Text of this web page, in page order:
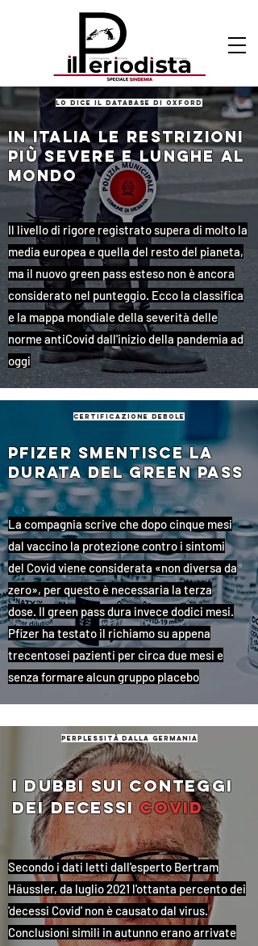
lo dice il database di oxford
IN ITALIA LE RESTRIZIONI
PIù SEVERE E LUNGHE AL
MONDO
Il livello di rigore registrato supera di molto la
media europea e quella del resto del pianeta,
ma il nuovo green pass esteso non è ancora
considerato nel punteggio. Ecco la classifica
e la mappa mondiale della severità delle
norme antiCovid dall'inizio della pandemia ad
oggi
certificazione debole
Pfizer smentisce la
durata del green pass
La compagnia scrive che dopo cinque mesi
dal vaccino la protezione contro i sintomi
del Covid viene considerata «non diversa da
zero», per questo è necessaria la terza
dose. Il green pass dura invece dodici mesi.
Pfizer ha testato il richiamo su appena
trecentosei pazienti per circa due mesi e
senza formare alcun gruppo placebo
perplessità dalla germania
i dubbi sui conteggi
dei decessicovid
Secondo i dati letti dall'esperto Bertram
Häussler, da luglio 2021 l'ottanta percento dei
'decessi Covid' non è causato dal virus.
Conclusioni simili in autunno erano arrivate